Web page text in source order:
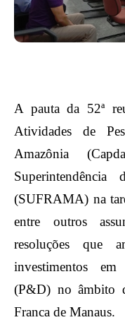
A pauta da 52ª
Atividades de
Amazônia
(SUFRAMA) na
entre outros
resoluções que
investimentos
(P&D) no âmbito
Franca de Manaus.